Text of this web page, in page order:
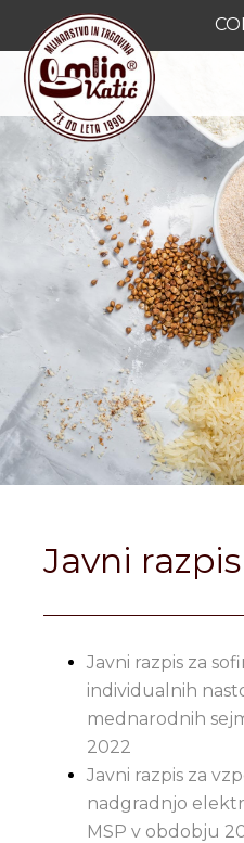
Javni
Javni razpis za
individualnih
mednarodnih
2022
Javni razpis za
nadgradnjo
MSP v obdobju